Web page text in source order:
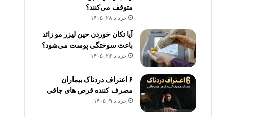
متوقف می‌کنند؟
خرداد ۲۸, ۱۴۰۵
آیا تکان خوردن حین لیزر مو زائد
باعث سوختگی پوست می‌شود؟
خرداد ۲۶, ۱۴۰۵
۶ اعتراف دردناک بیماران
مصرف کننده قرص های چاقی
خرداد ۹, ۱۴۰۵